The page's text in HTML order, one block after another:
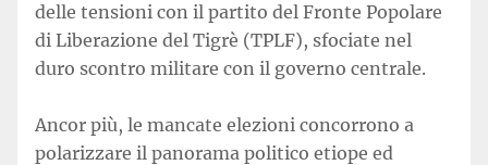
delle tensioni con il partito del Fronte Popolare
di Liberazione del Tigrè (TPLF), sfociate nel
duro scontro militare con il governo centrale.
Ancor più, le mancate elezioni concorrono a
polarizzare il panorama politico etiope ed